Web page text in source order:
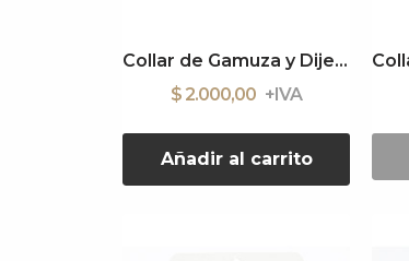
Collar de Gamuza y Dije Acrílico
$ 2.000,00
Añadir al carrito